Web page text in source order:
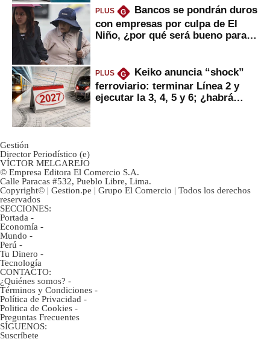
PLUS G
Bancos se pondrán duros
con empresas por culpa de El
Niño, ¿por qué será bueno para
PLUS G
Keiko anuncia “shock”
ferroviario: terminar Línea 2 y
ejecutar la 3, 4, 5 y 6; ¿habrá
Gestión
Director Periodístico (e)
VÍCTOR MELGAREJO
© Empresa Editora El Comercio S.A.
Calle Paracas #532, Pueblo Libre, Lima.
Copyright© | Gestion.pe | Grupo El Comercio | Todos los derechos
reservados
SECCIONES:
Portada -
Economía -
Mundo -
Perú -
Tu Dinero -
Tecnología
CONTACTO:
¿Quiénes somos? -
Términos y Condiciones -
Política de Privacidad -
Politica de Cookies -
Preguntas Frecuentes
SÍGUENOS:
Suscríbete